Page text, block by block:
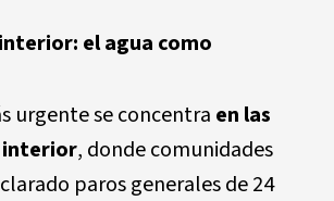
el agua como
urgente se concentra en las
interior, donde comunidades
paros generales de 24